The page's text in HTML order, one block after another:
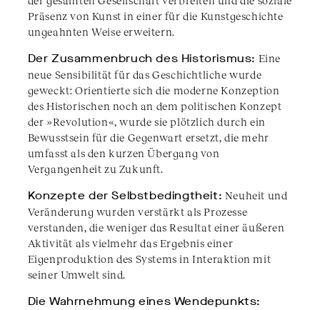
Präsenz von Kunst in einer für die Kunstgeschichte
ungeahnten Weise erweitern.
Der Zusammenbruch des Historismus: Eine
neue Sensibilität für das Geschichtliche wurde
geweckt: Orientierte sich die moderne Konzeption
des Historischen noch an dem politischen Konzept
der »Revolution«, wurde sie plötzlich durch ein
Bewusstsein für die Gegenwart ersetzt, die mehr
umfasst als den kurzen Übergang von
Vergangenheit zu Zukunft.
Konzepte der Selbstbedingtheit: Neuheit und
Veränderung wurden verstärkt als Prozesse
verstanden, die weniger das Resultat einer äußeren
Aktivität als vielmehr das Ergebnis einer
Eigenproduktion des Systems in Interaktion mit
seiner Umwelt sind.
Die Wahrnehmung eines Wendepunkts: